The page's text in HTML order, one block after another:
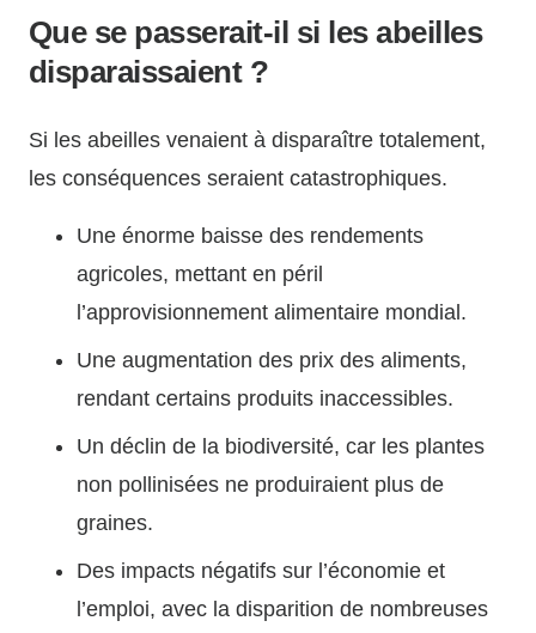
Que se passerait-il si les abeilles
disparaissaient ?
Si les abeilles venaient à disparaître totalement,
les conséquences seraient catastrophiques.
Une énorme baisse des rendements
agricoles, mettant en péril
l’approvisionnement alimentaire mondial.
Une augmentation des prix des aliments,
rendant certains produits inaccessibles.
Un déclin de la biodiversité, car les plantes
non pollinisées ne produiraient plus de
graines.
Des impacts négatifs sur l’économie et
l’emploi, avec la disparition de nombreuses